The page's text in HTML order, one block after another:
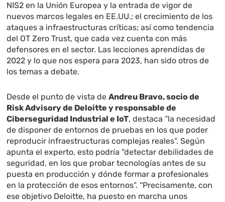
NIS2 en la Unión Europea y la entrada de vigor de
nuevos marcos legales en EE.UU.; el crecimiento de los
ataques a infraestructuras críticas; así como tendencia
del OT Zero Trust, que cada vez cuenta con más
defensores en el sector. Las lecciones aprendidas de
2022 y lo que nos espera para 2023, han sido otros de
los temas a debate.
Desde el punto de vista deAndreu Bravo, socio de
Risk Advisory de Deloitte y responsable de
Ciberseguridad Industrial e IoT, destaca “la necesidad
de disponer de entornos de pruebas en los que poder
reproducir infraestructuras complejas reales”. Según
apunta el experto, esto podría “detectar debilidades de
seguridad, en los que probar tecnologías antes de su
puesta en producción y dónde formar a profesionales
en la protección de esos entornos”. “Precisamente, con
ese objetivo Deloitte, ha puesto en marcha unos